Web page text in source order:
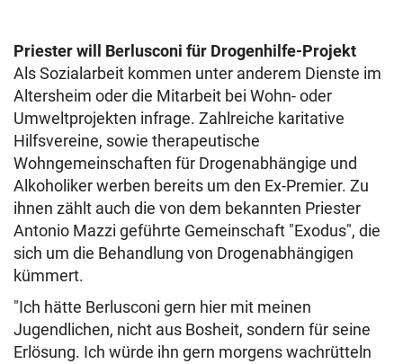
Priester will Berlusconi für Drogenhilfe-Projekt
Als Sozialarbeit kommen unter anderem Dienste im
Altersheim oder die Mitarbeit bei Wohn- oder
Umweltprojekten infrage. Zahlreiche karitative
Hilfsvereine, sowie therapeutische
Wohngemeinschaften für Drogenabhängige und
Alkoholiker werben bereits um den Ex-Premier. Zu
ihnen zählt auch die von dem bekannten Priester
Antonio Mazzi geführte Gemeinschaft "Exodus", die
sich um die Behandlung von Drogenabhängigen
kümmert.
"Ich hätte Berlusconi gern hier mit meinen
Jugendlichen, nicht aus Bosheit, sondern für seine
Erlösung. Ich würde ihn gern morgens wachrütteln